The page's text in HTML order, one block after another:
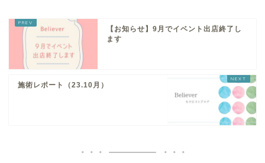
【お知らせ】9月でイベント出店終了し
ます
施術レポート（23.10月）